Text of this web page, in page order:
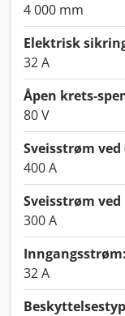
4 000 mm
Elektrisk
32 A
Åpen krets-
80 V
Sveisstrøm
400 A
Sveisstrøm
300 A
Inngangsstrøm:
32 A